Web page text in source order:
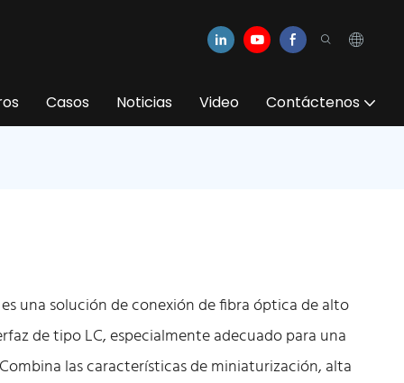
Casos Noticias Video Contáctenos
una solución de conexión de fibra óptica de alto
de tipo LC, especialmente adecuado para una
las características de miniaturización, alta